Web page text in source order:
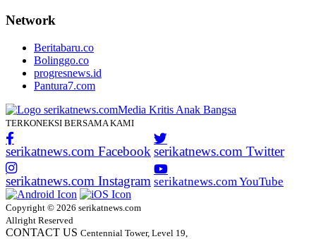
Network
Beritabaru.co
Bolinggo.co
progresnews.id
Pantura7.com
TERKONEKSI BERSAMA KAMI
serikatnews.com Facebook serikatnews.com Twitter
serikatnews.com Instagram serikatnews.com YouTube
Copyright © 2026 serikatnews.com
Allright Reserved
CONTACT US Centennial Tower, Level 19,